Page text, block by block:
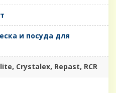
и посуда для
Crystalex, Repast, RCR